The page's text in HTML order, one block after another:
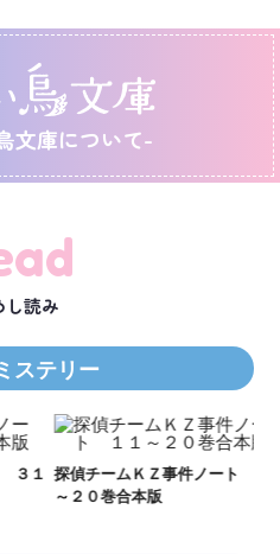
文庫について-
し読み
ステリー
探偵チームＫＺ事件ノート １１
～２０巻合本版